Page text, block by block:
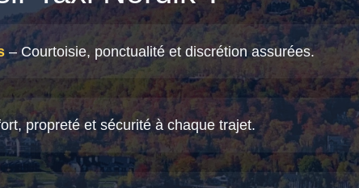
– Courtoisie, ponctualité et discrétion assurées.
propreté et sécurité à chaque trajet.